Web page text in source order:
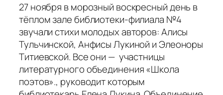
27 ноября в морозный воскресный день в
тёплом зале библиотеки-филиала №4
звучали стихи молодых авторов: Алисы
Тульчинской, Анфисы Лукиной и Элеоноры
Титиевской. Все они — участницы
литературного объединения «Школа
поэтов»., руководит которым